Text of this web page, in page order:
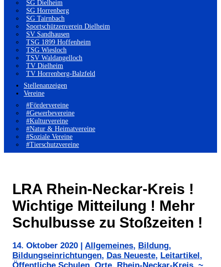
SG Dielheim
SG Horrenberg
SG Tairnbach
Sportschützenverein Dielheim
SV Sandhausen
TSG 1899 Hoffenheim
TSG Wiesloch
TSV Waldangelloch
TV Dielheim
TV Horrenberg-Balzfeld
Stellenanzeigen
Vereine
#Fördervereine
#Gewerbevereine
#Kulturvereine
#Natur & Heimatvereine
#Soziale Vereine
#Tierschutzvereine
LRA Rhein-Neckar-Kreis !
Wichtige Mitteilung ! Mehr
Schulbusse zu Stoßzeiten !
14. Oktober 2020 Allgemeines, Bildung,
Bildungseinrichtungen, Das Neueste, Leitartikel ,